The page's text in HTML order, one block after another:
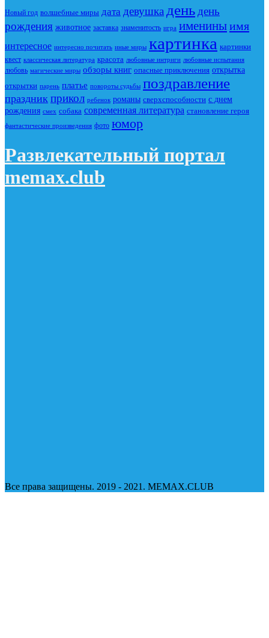
Новый год волшебные миры дата девушка день день
рождения животное заставка знаменитость игра имениныимя
интересное интересно почитать иные миры картинка картинки
квест классическая литература красота любовные интриги любовные испытания
любовь магические миры обзоры книг опасные приключения открытка
открытки парень платье повороты судьбы поздравление
праздник прикол ребенок романы сверхспособности с днем
рождения смех собака современная литература становление героя
фантастические произведения фото юмор
Развлекательный портал
memax.club
Все права защищены. 2019 - 2021. MEMAX.CLUB